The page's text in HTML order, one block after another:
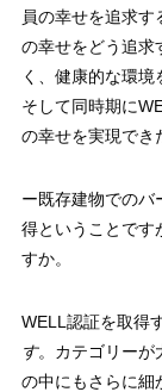
員の幸せを追求す
の幸せをどう追求
く、健康的な環境
そして同時期に
の幸せを実現でき
ー既存建物でのバ
得ということです
すか。
WELL認証を取得
す。カテゴリーが
の中にもさらに細